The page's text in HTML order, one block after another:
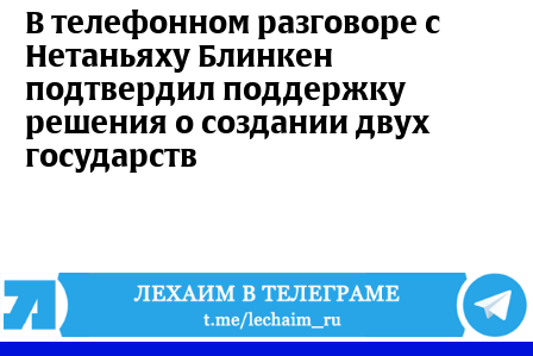
В телефонном разговоре с
Нетаньяху Блинкен
подтвердил поддержку
решения о создании двух
государств